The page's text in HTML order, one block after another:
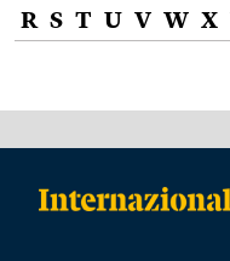
R S T U V W X